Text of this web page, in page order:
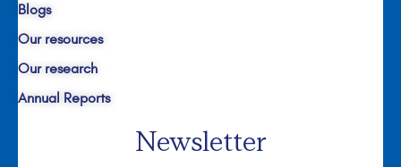
Blogs
Our resources
Our research
Annual Reports
Newsletter